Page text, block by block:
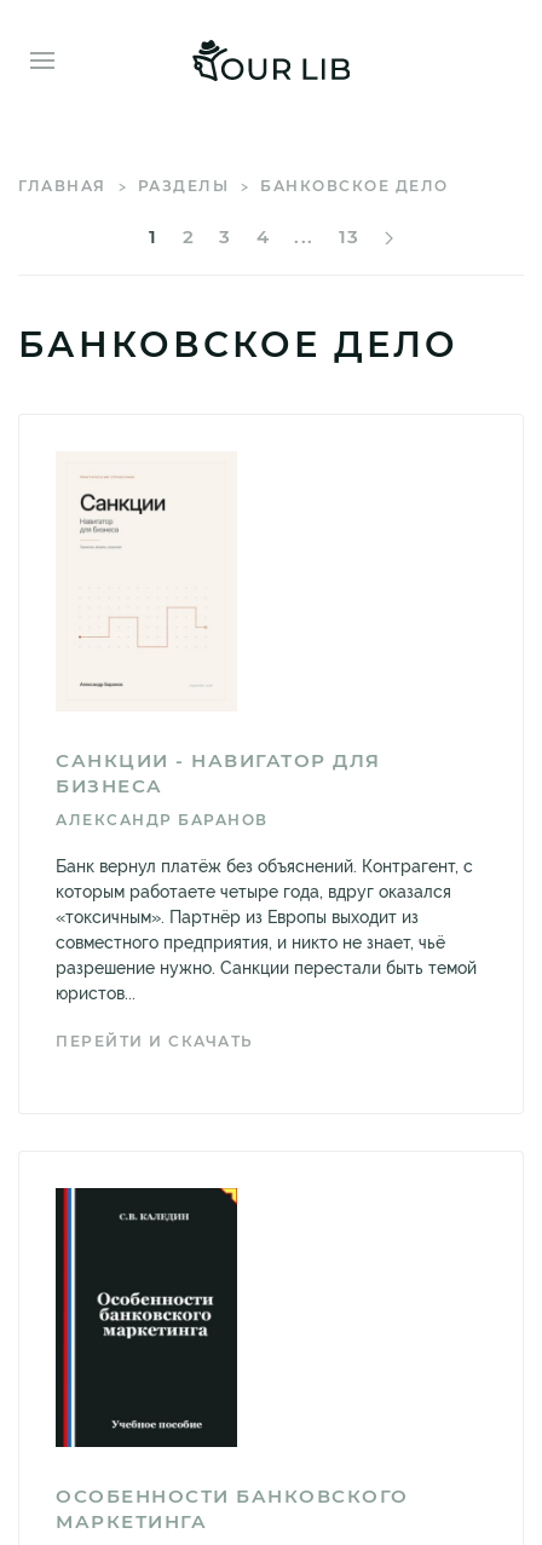
ГЛАВНАЯ РАЗДЕЛЫ БАНКОВСКОЕ ДЕЛО
1 2 3 4 ... 13
БАНКОВСКОЕ ДЕЛО
САНКЦИИ - НАВИГАТОР ДЛЯ
БИЗНЕСА
АЛЕКСАНДР БАРАНОВ
Банк вернул платёж без объяснений. Контрагент, с
которым работаете четыре года, вдруг оказался
«токсичным». Партнёр из Европы выходит из
совместного предприятия, и никто не знает, чьё
разрешение нужно. Санкции перестали быть темой
юристов...
ПЕРЕЙТИ И СКАЧАТЬ
ОСОБЕННОСТИ БАНКОВСКОГО
МАРКЕТИНГА